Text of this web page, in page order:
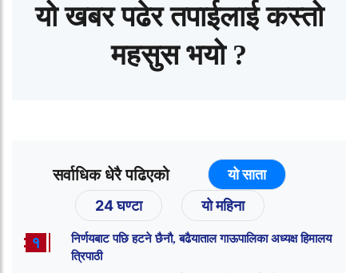
यो खबर पढेर तपाईलाई कस्तो
महसुस भयो ?
सर्वाधिक धेरै पढिएको
यो साता
24 घण्टा
यो महिना
१
निर्णयबाट पछि हटने छैनौ, बढैयाताल गाऊपालिका अध्यक्ष हिमालय
त्रिपाठी